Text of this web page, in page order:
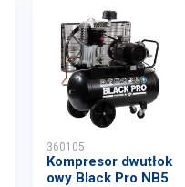
360105
Kompresor dwutłok
owy Black Pro NB5